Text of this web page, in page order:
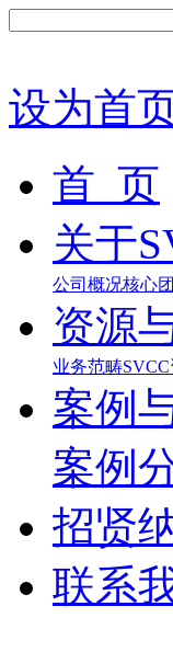
设为首
首 页
关于
公司概况核心
资源
业务范畴
案例
案例
招贤
联系